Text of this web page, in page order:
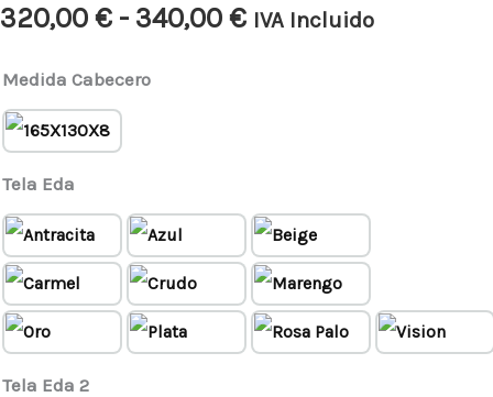
320,00 € - 340,00 €
hasta
IVA Incluido
Medida Cabecero
Tela Eda
Tela Eda 2